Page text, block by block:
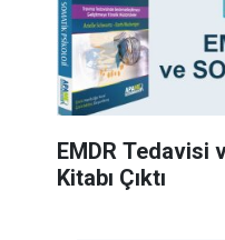
EMDR Tedavisi
Kitabı Çıktı